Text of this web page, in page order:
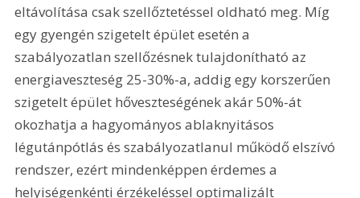
eltávolítása csak szellőztetéssel oldható meg. Míg
egy gyengén szigetelt épület esetén a
szabályozatlan szellőzésnek tulajdonítható az
energiaveszteség 25-30%-a, addig egy korszerűen
szigetelt épület hőveszteségének akár 50%-át
okozhatja a hagyományos ablaknyitásos
légutánpótlás és szabályozatlanul működő elszívó
rendszer, ezért mindenképpen érdemes a
helyiségenkénti érzékeléssel optimalizált